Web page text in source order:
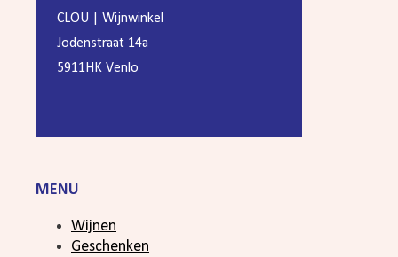
CLOU | Wijnwinkel
Jodenstraat 14a
5911HK Venlo
MENU
Wijnen
Geschenken